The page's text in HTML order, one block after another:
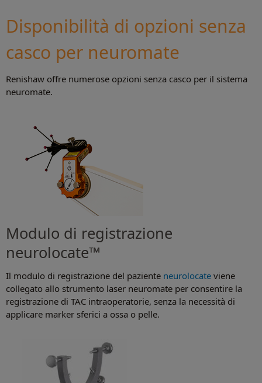
Disponibilità di opzioni senza
casco per neuromate
Renishaw offre numerose opzioni senza casco per il sistema
neuromate.
Modulo di registrazione
neurolocate™
Il modulo di registrazione del paziente neurolocate viene
collegato allo strumento laser neuromate per consentire la
registrazione di TAC intraoperatorie, senza la necessità di
applicare marker sferici a ossa o pelle.